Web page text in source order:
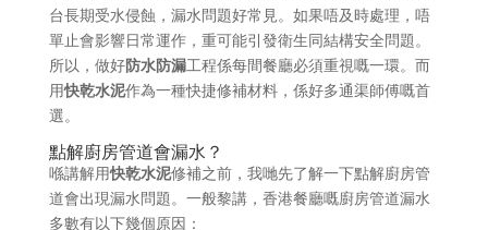
台長期受水侵蝕，漏水問題好常見。如果唔及時處理，唔
單止會影響日常運作，重可能引發衛生同結構安全問題。
所以，做好防水防漏工程係每間餐廳必須重視嘅一環。而
用快乾水泥作為一種快捷修補材料，係好多通渠師傅嘅首
選。
點解廚房管道會漏水？
喺講解用快乾水泥修補之前，我哋先了解一下點解廚房管
道會出現漏水問題。一般黎講，香港餐廳嘅廚房管道漏水
多數有以下幾個原因：